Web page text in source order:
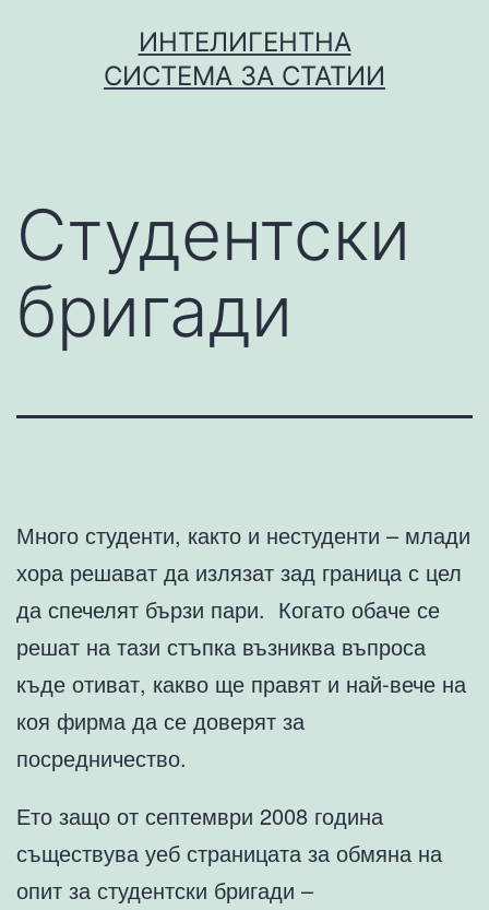
ИНТЕЛИГЕНТНА
СИСТЕМА ЗА СТАТИИ
Студентски
бригади
Много студенти, както и нестуденти – млади
хора решават да излязат зад граница с цел
да спечелят бързи пари. Когато обаче се
решат на тази стъпка възниква въпроса
къде отиват, какво ще правят и най-вече на
коя фирма да се доверят за
посредничество.
Ето защо от септември 2008 година
съществува уеб страницата за обмяна на
опит за студентски бригади –